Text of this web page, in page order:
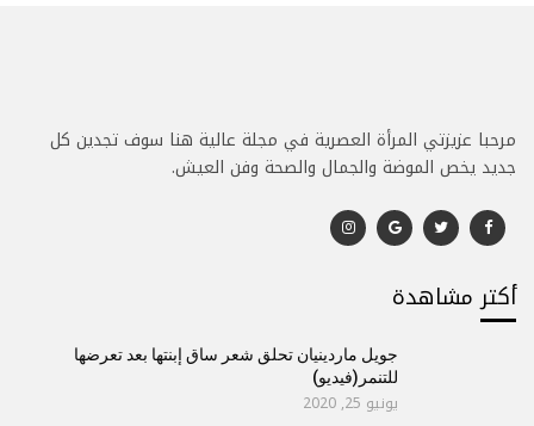
مرحبا عزيزتي المرأة العصرية في مجلة عالية هنا سوف تجدين كل
جديد يخص الموضة والجمال والصحة وفن العيش.
أكتر مشاهدة
جويل ماردينيان تحلق شعر ساق إبنتها بعد تعرضها
للتنمر(فيديو)
يونيو 25, 2020